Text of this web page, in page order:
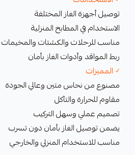
توصيل أجهزة الغاز المختلفة
الاستخدام في المطابخ المنزلية
مناسب للرحلات والكشتات والمخيمات
ربط المواقد وأدوات الغاز بأمان
✓ المميزات
مصنوع من نحاس متين وعالي الجودة
مقاوم للحرارة والتآكل
تصميم عملي وسهل التركيب
يضمن توصيل الغاز بأمان دون تسرب
مناسب للاستخدام المنزلي والخارجي